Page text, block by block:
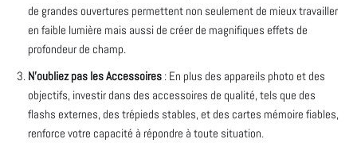
de grandes ouvertures permettent non seulement de mieux travailler
en faible lumière mais aussi de créer de magnifiques effets de
profondeur de champ.
N’oubliez pas les Accessoires : En plus des appareils photo et des
objectifs, investir dans des accessoires de qualité, tels que des
flashs externes, des trépieds stables, et des cartes mémoire fiables,
renforce votre capacité à répondre à toute situation.